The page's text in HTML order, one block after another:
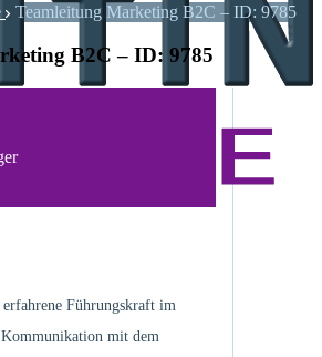
Teamleitung Marketing B2C – ID: 9785
B2C – ID: 9785
Führungskraft im
mit dem